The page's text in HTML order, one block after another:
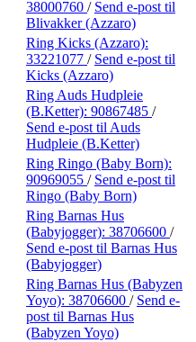
38000760 / Send e-post til
Blivakker (Azzaro)
Ring Kicks (Azzaro):
33221077 / Send e-post til
Kicks (Azzaro)
Ring Auds Hudpleie
(B.Ketter): 90867485 /
Send e-post til Auds
Hudpleie (B.Ketter)
Ring Ringo (Baby Born):
90969055 / Send e-post til
Ringo (Baby Born)
Ring Barnas Hus
(Babyjogger): 38706600 /
Send e-post til Barnas Hus
(Babyjogger)
Ring Barnas Hus (Babyzen
Yoyo): 38706600 / Send e-
post til Barnas Hus
(Babyzen Yoyo)